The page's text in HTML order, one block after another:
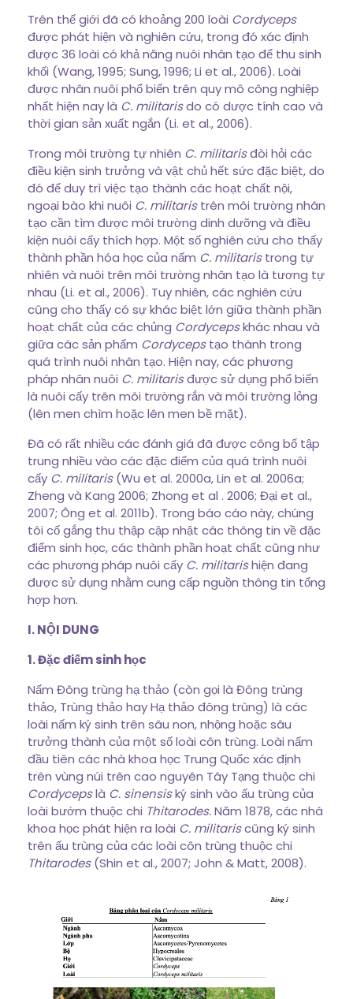
Trên thế giới đã có khoảng 200 loài Cordyceps
được phát hiện và nghiên cứu, trong đó xác định
được 36 loài có khả năng nuôi nhân tạo để thu sinh
khối (Wang, 1995; Sung, 1996; Li et al., 2006). Loài
được nhân nuôi phổ biến trên quy mô công nghiệp
nhất hiện nay là C. militarisdo có dược tính cao và
thời gian sản xuất ngắn (Li. et al., 2006).
Trong môi trường tự nhiên C. militarisđòi hỏi các
điều kiện sinh trưởng và vật chủ hết sức đặc biệt, do
đó để duy trì việc tạo thành các hoạt chất nội,
ngoại bào khi nuôi C. militaristrên môi trường nhân
tạo cần tìm được môi trường dinh dưỡng và điều
kiện nuôi cấy thích hợp. Một số nghiên cứu cho thấy
thành phần hóa học của nấm C. militaristrong tự
nhiên và nuôi trên môi trường nhân tạo là tương tự
nhau (Li. et al., 2006). Tuy nhiên, các nghiên cứu
cũng cho thấy có sự khác biệt lớn giữa thành phần
hoạt chất của các chủng Cordycepskhác nhau và
giữa các sản phẩm Cordycepstạo thành trong
quá trình nuôi nhân tạo. Hiện nay, các phương
pháp nhân nuôi C. militarisđược sử dụng phổ biến
là nuôi cấy trên môi trường rắn và môi trường lỏng
(lên men chìm hoặc lên men bề mặt).
Đã có rất nhiều các đánh giá đã được công bố tập
trung nhiều vào các đặc điểm của quá trình nuôi
cấy C. militaris(Wu et al. 2000a, Lin et al. 2006a;
Zheng và Kang 2006; Zhong et al . 2006; Đại et al.,
2007; Ông et al. 2011b). Trong báo cáo này, chúng
tôi cố gắng thu thập cập nhật các thông tin về đặc
điểm sinh học, các thành phần hoạt chất cũng như
các phương pháp nuôi cấy C. militarishiện đang
được sử dụng nhằm cung cấp nguồn thông tin tổng
hợp hơn.
I. NỘI DUNG
1. Đặc điếm sinh học
Nấm Đông trùng hạ thảo (còn gọi là Đông trùng
thảo, Trùng thảo hay Hạ thảo đông trùng) là các
loài nấm ký sinh trên sâu non, nhộng hoặc sâu
trưởng thành của một số loài côn trùng. Loài nấm
đầu tiên các nhà khoa học Trung Quốc xác định
trên vùng núi trên cao nguyên Tây Tạng thuộc chi
Cordycepslà C. sinensiský sinh vào ấu trùng của
loài bướm thuộc chi Thitarodes.Năm 1878, các nhà
khoa học phát hiện ra loài C. militariscũng ký sinh
trên ấu trùng của các loài côn trùng thuộc chi
Thitarodes(Shin et al., 2007; John & Matt, 2008).